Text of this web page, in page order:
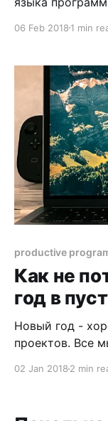
теряет
не считают:
3 доклада,
06 Feb 2018 1 min
productive
Как не
год в
Новый год -
проектов. Все
02 Jan 2018 2 min